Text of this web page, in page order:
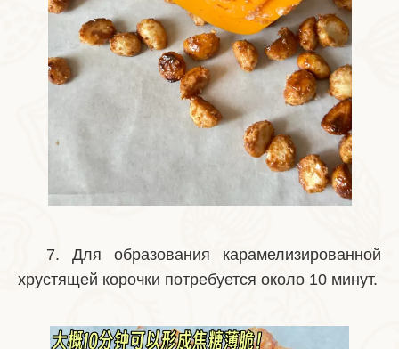
7. Для образования карамелизированной
хрустящей корочки потребуется около 10 минут.